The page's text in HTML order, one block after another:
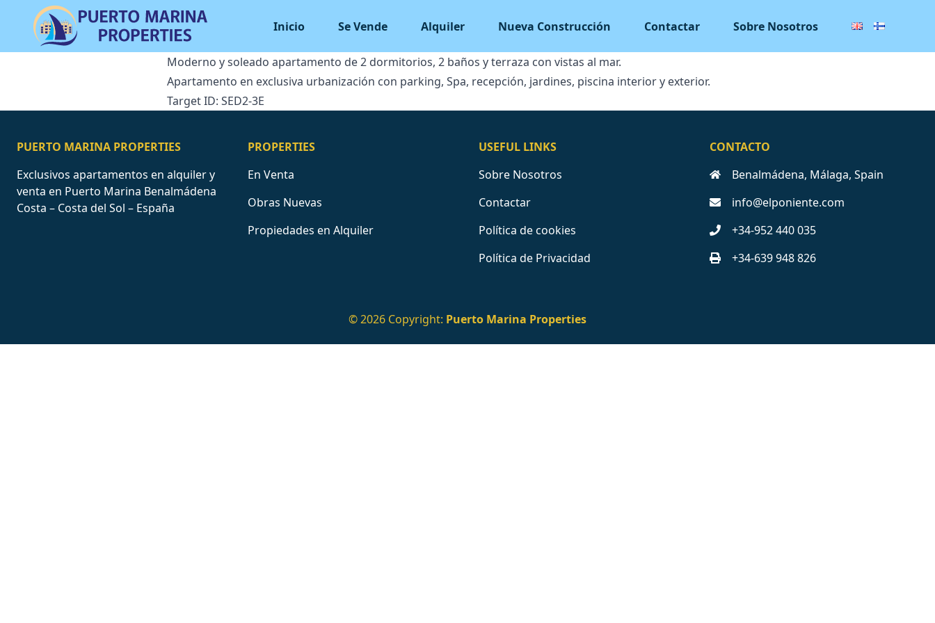
Inicio Se Vende Alquiler Nueva Construcción Contactar Sobre Nosotros
Moderno y soleado apartamento de 2 dormitorios, 2 baños y terraza con vistas al mar.
Apartamento en exclusiva urbanización con parking, Spa, recepción, jardines, piscina interior y exterior.
Target ID: SED2-3E
PUERTO MARINA PROPERTIES
Exclusivos apartamentos en alquiler y
venta en Puerto Marina Benalmádena
Costa – Costa del Sol – España
PROPERTIES
En Venta
Obras Nuevas
Propiedades en Alquiler
USEFUL LINKS
Sobre Nosotros
Contactar
Política de cookies
Política de Privacidad
CONTACTO
Benalmádena, Málaga, Spain
info@elponiente.com
+34-952 440 035
+34-639 948 826
© 2026 Copyright: Puerto Marina Properties